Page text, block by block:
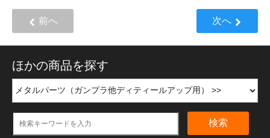
前へ 次へ
ほかの商品を探す
検索